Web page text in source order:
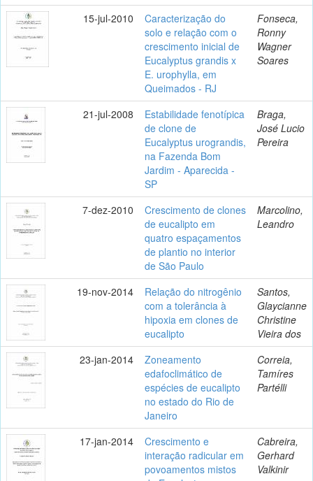
15-jul-2010
Caracterização do
solo e relação com o
crescimento inicial de
Eucalyptus grandis x
E. urophylla, em
Queimados - RJ
Fonseca,
Ronny
Wagner
Soares
21-jul-2008
Estabilidade fenotípica
de clone de
Eucalyptus urograndis,
na Fazenda Bom
Jardim - Aparecida -
SP
Braga,
José Lucio
Pereira
7-dez-2010
Crescimento de clones
de eucalipto em
quatro espaçamentos
de plantio no interior
de São Paulo
Marcolino,
Leandro
19-nov-2014
Relação do nitrogênio
com a tolerância à
hipoxia em clones de
eucalipto
Santos,
Glaycianne
Christine
Vieira dos
23-jan-2014
Zoneamento
edafoclimático de
espécies de eucalipto
no estado do Rio de
Janeiro
Correia,
Tamíres
Partélli
17-jan-2014
Crescimento e
interação radicular em
povoamentos mistos
Cabreira,
Gerhard
Valkinir